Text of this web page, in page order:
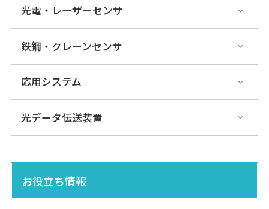
光電・レーザーセンサ
鉄鋼・クレーンセンサ
応用システム
光データ伝送装置
お役立ち情報